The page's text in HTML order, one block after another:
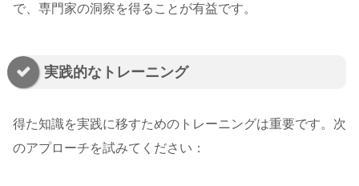
で、専門家の洞察を得ることが有益です。
実践的なトレーニング
得た知識を実践に移すためのトレーニングは重要です。次
のアプローチを試みてください：